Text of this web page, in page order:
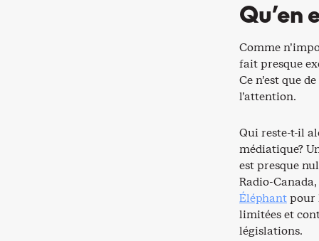
Qu’en
Comme
fait presque
Ce n’est que
l’attention.
Qui reste-t-il
médiatique?
est presque
Radio-Canada,
Éléphantpour
limitées et
législations.